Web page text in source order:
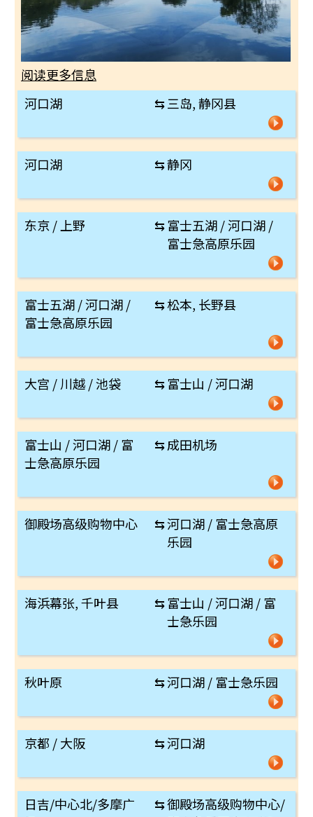
阅读更多信息
河口湖
⇆三岛, 静冈县
河口湖 ⇆静冈
东京 / 上野 ⇆富士五湖 / 河口湖 /
富士急高原乐园
富士五湖 / 河口湖 /
富士急高原乐园
⇆松本, 长野县
大宫 / 川越 / 池袋 ⇆富士山 / 河口湖
富士山 / 河口湖 / 富
士急高原乐园
⇆成田机场
御殿场高级购物中心 ⇆河口湖 / 富士急高原
乐园
海浜幕张, 千叶县 ⇆富士山 / 河口湖 / 富
士急乐园
秋叶原 ⇆河口湖 / 富士急乐园
京都 / 大阪 ⇆河口湖
日吉/中心北/多摩广
⇆御殿场高级购物中心/